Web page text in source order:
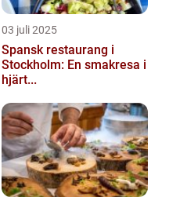
03 juli 2025
Spansk restaurang i
Stockholm: En smakresa i
hjärt...